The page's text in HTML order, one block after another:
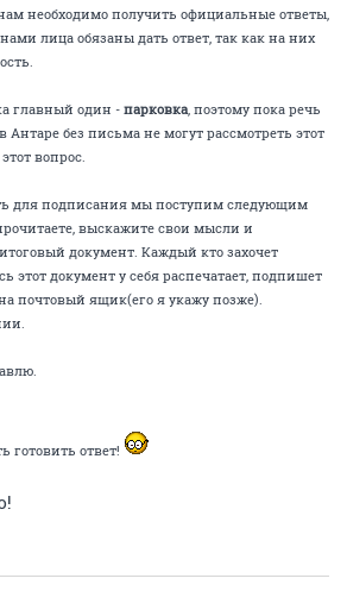
необходимо получить официальные ответы,
лица обязаны дать ответ, так как на них
главный один - парковка, поэтому пока речь
Антаре без письма не могут рассмотреть этот
вопрос.
для подписания мы поступим следующим
выскажите свои мысли и
документ. Каждый кто захочет
этот документ у себя распечатает, подпишет
почтовый ящик(его я укажу позже).
готовить ответ!